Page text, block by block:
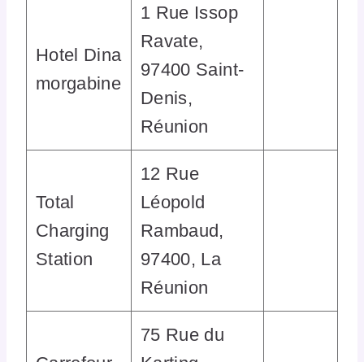
Hotel Dina
morgabine
1 Rue Issop
Ravate,
97400 Saint-
Denis,
Réunion
Total
Charging
Station
12 Rue
Léopold
Rambaud,
97400, La
Réunion
75 Rue du